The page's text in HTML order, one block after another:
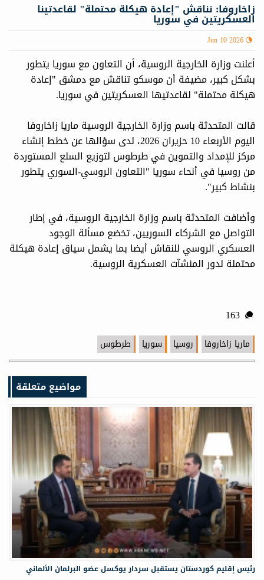
زاخاروفا: نناقش "إعادة هيكلة محتملة" لقاعدتينا
العسكريتين في سوريا
Jun 10 2026
أعلنت وزارة الخارجية الروسية، أن التعاون مع سوريا يتطور
بشكل كبير، مضيفة أن موسكو تناقش مع دمشق "إعادة
هيكلة محتملة" لقاعدتيها ‌العسكريتين في سوريا.
قالت المتحدثة باسم وزارة الخارجية الروسية ⁠ماريا زاخاروفا
اليوم الأربعاء 10 حزيران 2026، لدى سؤالها عن خطط إنشاء
مركز للإمداد والتموين في طرطوس لتوزيع السلع المستوردة
من روسيا في أنحاء سوريا "التعاون الروسي-السوري يتطور
بنشاط كبير".
وأضافت المتحدثة باسم وزارة الخارجية الروسية، في إطار
التواصل مع الشركاء السوريين، تخضع مسألة الوجود
العسكري الروسي للنقاش أيضا بما يشمل سياق إعادة هيكلة
محتملة لدور المنشآت العسكرية الروسية.
ماريا زاخاروفا روسيا سوريا طرطوس
مواضيع متعلقة
رئيس إقليم كوردستان يستقبل سردار يوكسل عضو البرلمان الألماني